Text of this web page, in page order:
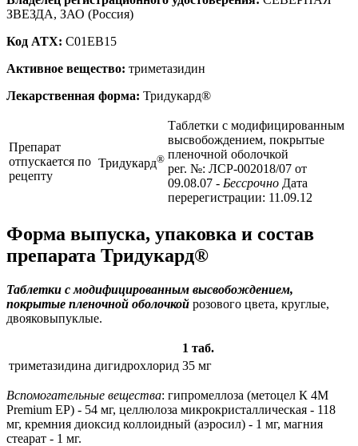
ЗВЕЗДА, ЗАО (Россия)
Код ATX: C01EB15
Активное вещество: триметазидин
Лекарственная форма: Тридукард®
Препарат
отпускается по
рецепту
Тридукард®
Таблетки с модифицированным
высвобождением, покрытые
пленочной оболочкой
рег. №: ЛСР-002018/07 от
09.08.07 - Бессрочно Дата
перерегистрации: 11.09.12
Форма выпуска, упаковка и состав
препарата Тридукард®
Таблетки с модифицированным высвобождением,
покрытые пленочной оболочкой розового цвета, круглые,
двояковыпуклые.
1 таб.
триметазидина дигидрохлорид 35 мг
Вспомогательные вещества: гипромеллоза (метоцел К 4М
Premium EP) - 54 мг, целлюлоза микрокристаллическая - 118
мг, кремния диоксид коллоидный (аэросил) - 1 мг, магния
стеарат - 1 мг.